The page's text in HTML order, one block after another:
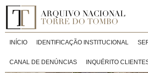
INÍCIO IDENTIFICAÇÃO INSTITUCIONAL
CANAL DE DENÚNCIAS INQUÉRITO